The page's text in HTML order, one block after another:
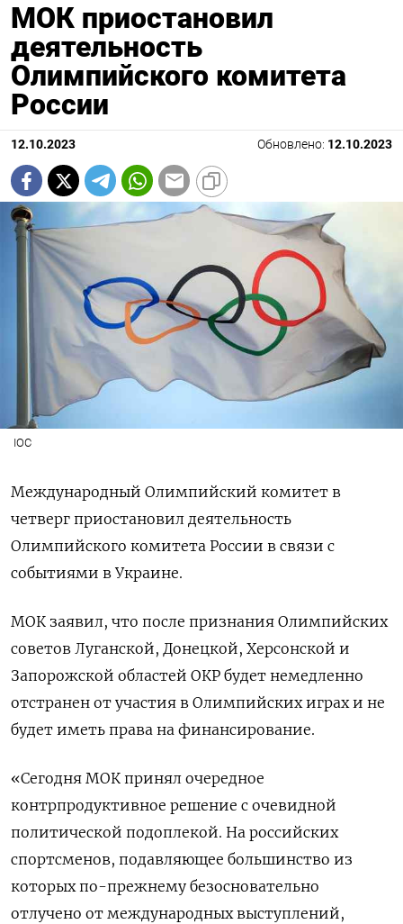
МОК приостановил
деятельность
Олимпийского комитета
России
12.10.2023 Обновлено: 12.10.2023
IOC
Международный Олимпийский комитет в
четверг приостановил деятельность
Олимпийского комитета России в связи с
событиями в Украине.
МОК заявил, что после признания Олимпийских
советов Луганской, Донецкой, Херсонской и
Запорожской областей ОКР будет немедленно
отстранен от участия в Олимпийских играх и не
будет иметь права на финансирование.
«Сегодня МОК принял очередное
контрпродуктивное решение с очевидной
политической подоплекой. На российских
спортсменов, подавляющее большинство из
которых по-прежнему безосновательно
отлучено от международных выступлений,